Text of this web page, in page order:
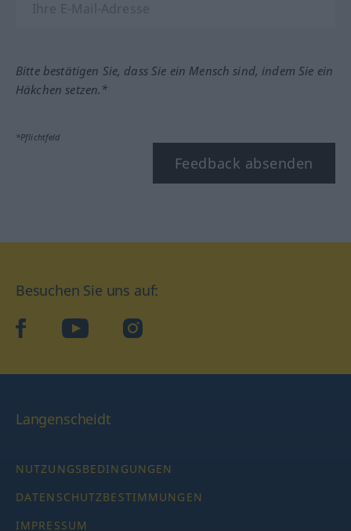
Bitte bestätigen Sie, dass Sie ein Mensch sind, indem Sie ein
Häkchen setzen.*
*Pflichtfeld
Feedback absenden
Besuchen Sie uns auf:
facebookYouTube Instagram
Langenscheidt
NUTZUNGSBEDINGUNGEN
DATENSCHUTZBESTIMMUNGEN
IMPRESSUM